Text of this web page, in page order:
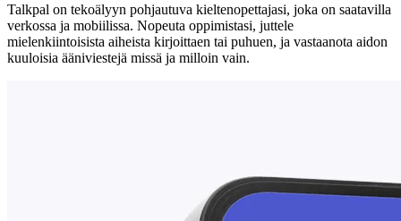
Talkpal on tekoälyyn pohjautuva kieltenopettajasi, joka on saatavilla
verkossa ja mobiilissa. Nopeuta oppimistasi, juttele
mielenkiintoisista aiheista kirjoittaen tai puhuen, ja vastaanota aidon
kuuloisia ääniviestejä missä ja milloin vain.